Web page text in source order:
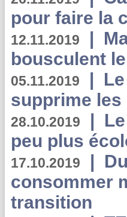
pour faire la
12.11.2019 |
bousculent
05.11.2019 |
supprime les
28.10.2019 |
peu plus
17.10.2019 |
consommer
transition